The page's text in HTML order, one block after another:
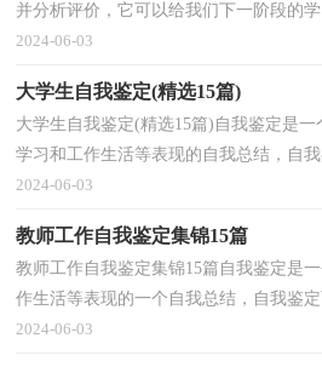
并分析评价，它可以给我们下一阶段的
时间写写自我鉴定吧。那么你知道自我鉴
2024-06-03
大学生自我鉴定(精选15篇)
大学生自我鉴定(精选15篇)自我鉴定是
学习和工作生活等表现的自我总结，自
验，因此，让我们写一份自我鉴定吧。你
2024-06-03
教师工作自我鉴定集锦15篇
教师工作自我鉴定集锦15篇自我鉴定是
作生活等表现的一个自我总结，自我鉴
力，不如静下心来好好写写自我鉴定吧。
2024-06-03